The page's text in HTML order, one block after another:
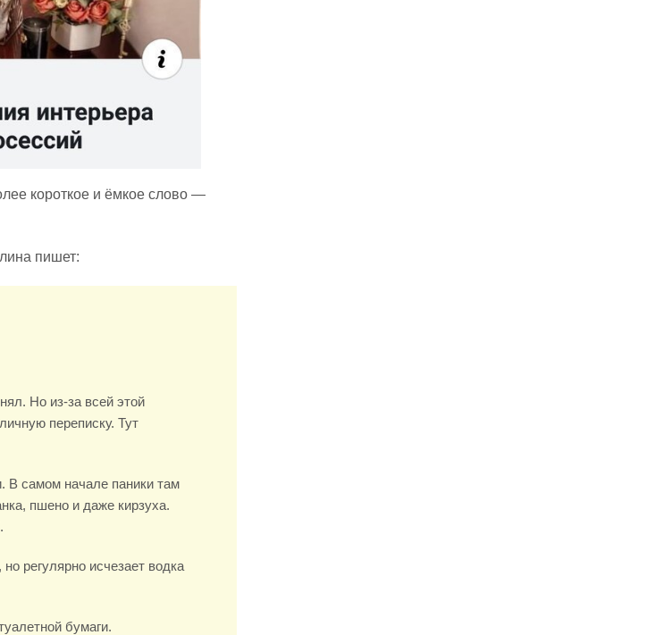
короткое и ёмкое слово —
пишет:
Но из-за всей этой
переписку. Тут
В самом начале паники там
пшено и даже кирзуха.
регулярно исчезает водка
бумаги.